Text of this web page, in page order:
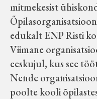
mitmekesist
edukalt ENP Risti
Viimane
eeskujul, kus see
Nende
poolte kooli